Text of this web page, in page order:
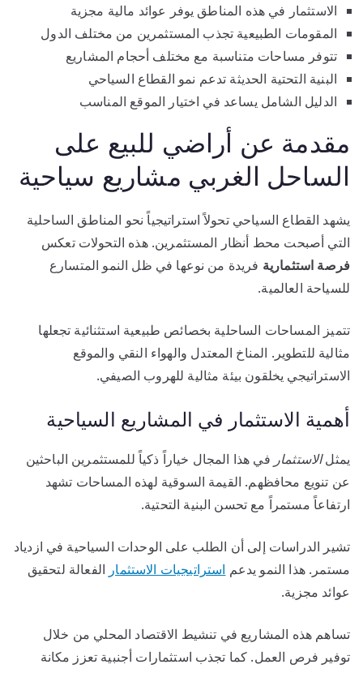
الاستثمار في هذه المناطق يوفر عوائد مالية مجزية
المقومات الطبيعية تجذب المستثمرين من مختلف الدول
تتوفر مساحات متناسبة مع مختلف أحجام المشاريع
البنية التحتية الحديثة تدعم نمو القطاع السياحي
الدليل الشامل يساعد في اختيار الموقع المناسب
مقدمة عن أراضي للبيع على
الساحل الغربي مشاريع سياحية
يشهد القطاع السياحي تحولاً استراتيجياً نحو المناطق الساحلية
التي أصبحت محط أنظار المستثمرين. هذه التحولات تعكس
فرصة استثمارية فريدة من نوعها في ظل النمو المتسارع
للسياحة العالمية.
تتميز المساحات الساحلية بخصائص طبيعية استثنائية تجعلها
مثالية للتطوير. المناخ المعتدل والهواء النقي والموقع
الاستراتيجي يخلقون بيئة مثالية للهروب الصيفي.
أهمية الاستثمار في المشاريع السياحية
يمثلالاستثمار في هذا المجال خياراً ذكياً للمستثمرين الباحثين
عن تنويع محافظهم. القيمة السوقية لهذه المساحات تشهد
ارتفاعاً مستمراً مع تحسن البنية التحتية.
تشير الدراسات إلى أن الطلب على الوحدات السياحية في ازدياد
مستمر. هذا النمو يدعم استراتيجيات الاستثمار الفعالة لتحقيق
عوائد مجزية.
تساهم هذه المشاريع في تنشيط الاقتصاد المحلي من خلال
توفير فرص العمل. كما تجذب استثمارات أجنبية تعزز مكانة